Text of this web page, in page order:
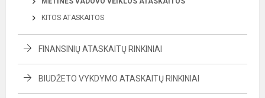
KITOS ATASKAITOS
FINANSINIŲ ATASKAITŲ RINKINIAI
BIUDŽETO VYKDYMO ATASKAITŲ RINKINIAI